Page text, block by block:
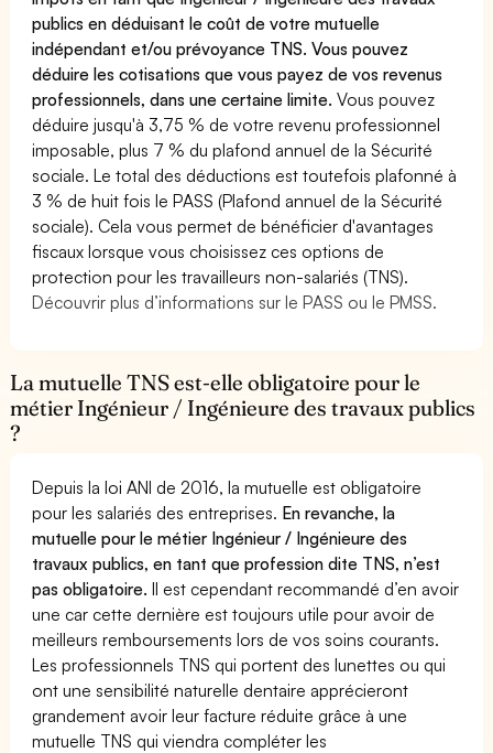
publics en déduisant le coût de votre mutuelle
indépendant et/ou prévoyance TNS. Vous pouvez
déduire les cotisations que vous payez de vos revenus
professionnels, dans une certaine limite.Vous pouvez
déduire jusqu'à 3,75 % de votre revenu professionnel
imposable, plus 7 % du plafond annuel de la Sécurité
sociale. Le total des déductions est toutefois plafonné à
3 % de huit fois le PASS (Plafond annuel de la Sécurité
sociale). Cela vous permet de bénéficier d'avantages
fiscaux lorsque vous choisissez ces options de
protection pour les travailleurs non-salariés (TNS).
Découvrir plus d’informations sur le PASS ou le PMSS.
La mutuelle TNS est-elle obligatoire pour le
métier Ingénieur / Ingénieure des travaux publics
?
Depuis la loi ANI de 2016, la mutuelle est obligatoire
pour les salariés des entreprises. En revanche, la
mutuelle pour le métier Ingénieur / Ingénieure des
travaux publics, en tant que profession dite TNS, n’est
pas obligatoire.Il est cependant recommandé d’en avoir
une car cette dernière est toujours utile pour avoir de
meilleurs remboursements lors de vos soins courants.
Les professionnels TNS qui portent des lunettes ou qui
ont une sensibilité naturelle dentaire apprécieront
grandement avoir leur facture réduite grâce à une
mutuelle TNS qui viendra compléter les